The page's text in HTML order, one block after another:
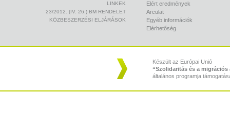
LINKEK
23/2012. (IV. 26.) BM RENDELET
KÖZBESZERZÉSI ELJÁRÁSOK
Elért eredmények
Arculat
Egyéb információk
Elérhetőség
Készült az Európai Unió
“Szolidaritás és a migrációs
általános programja